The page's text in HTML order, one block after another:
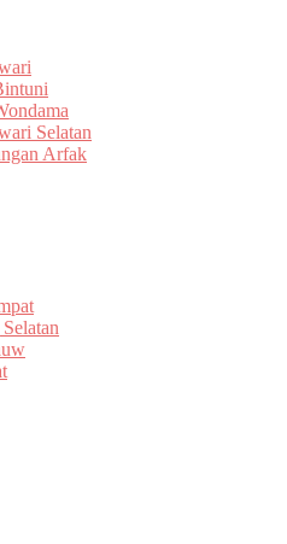
Selatan
Arfak